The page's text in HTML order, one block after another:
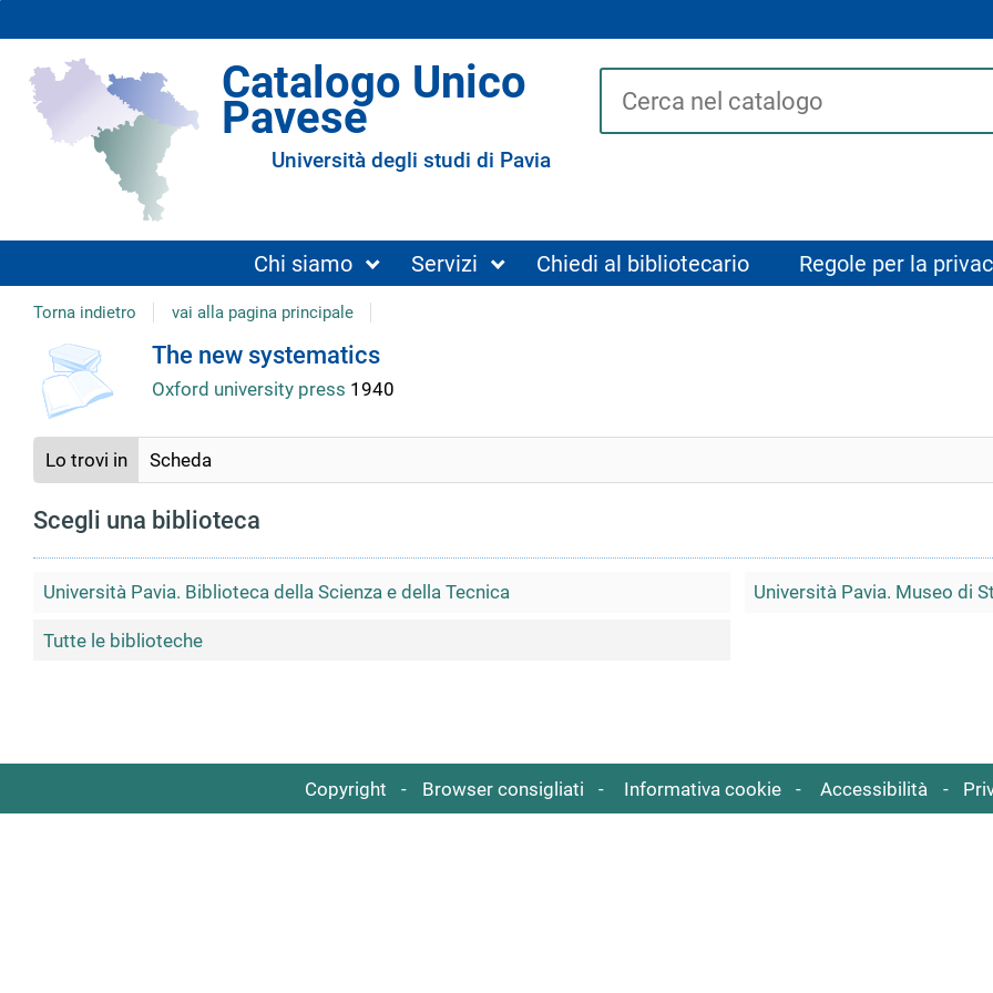
Catalogo Unico
Pavese
Università degli studi di Pavia
Cerca su "Catalogo"
Chi siamo Servizi Chiedi al bibliotecario Regole per la
Torna indietro vai alla pagina principale
Dettaglio
del
documento
copertina The new systematics
Oxford university press 1940
Lo trovi in Scheda
Scegli una biblioteca
Università Pavia. Biblioteca della Scienza e della Tecnica Università Pavia. Museo di
Tutte le biblioteche
Copyright Browser consigliati Informativa cookie Accessibilità